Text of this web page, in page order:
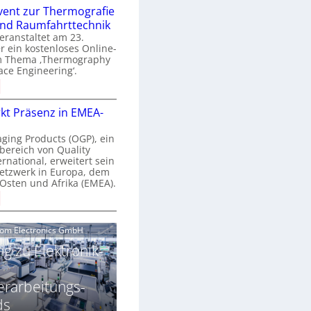
a
zur Thermografie
Raumfahrttechnik
am 23.
ein kostenloses Online-
Thema ‚Thermography
Engineering‘.
T
Präsenz in EMEA-
Products (OGP), ein
von Quality
erweitert sein
in Europa, dem
und Afrika (EMEA).
Electronics GmbH
zu Elektronik-